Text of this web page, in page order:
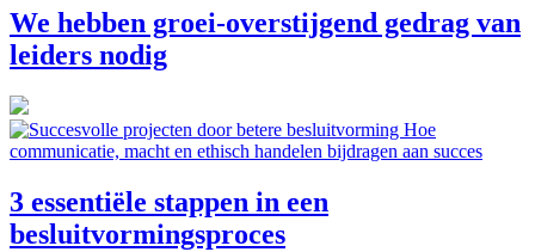
We hebben groei-overstijgend gedrag van
leiders nodig
3 essentiële stappen in een
besluitvormingsproces